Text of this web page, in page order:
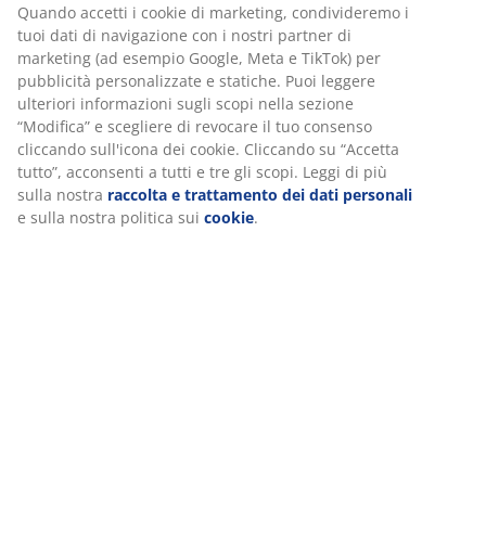
Quando accetti i cookie di marketing, condivideremo i
tuoi dati di navigazione con i nostri partner di
marketing (ad esempio Google, Meta e TikTok) per
pubblicità personalizzate e statiche. Puoi leggere
ulteriori informazioni sugli scopi nella sezione
“Modifica” e scegliere di revocare il tuo consenso
cliccando sull'icona dei cookie. Cliccando su “Accetta
tutto”, acconsenti a tutti e tre gli scopi. Leggi di più
sulla nostra raccolta e trattamento dei dati personali
e sulla nostra politica sui cookie.